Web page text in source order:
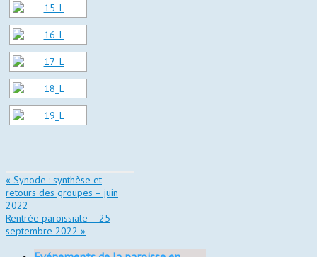
« Synode : synthèse et
retours des groupes – juin
2022
Rentrée paroissiale – 25
septembre 2022 »